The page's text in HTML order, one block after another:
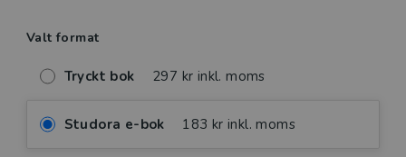
Valt format
Tryckt bok 297 kr inkl. moms
Studora e-bok 183 kr inkl. moms